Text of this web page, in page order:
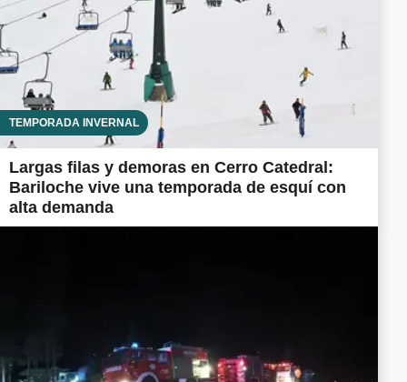
TEMPORADA INVERNAL
Largas filas y demoras en Cerro Catedral:
Bariloche vive una temporada de esquí con
alta demanda